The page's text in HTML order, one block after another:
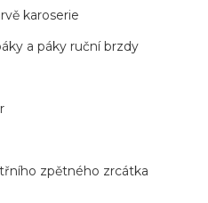
karoserie
a páky ruční brzdy
zpětného zrcátka